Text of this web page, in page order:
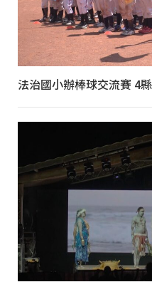
法治國小辦棒球交流賽 4